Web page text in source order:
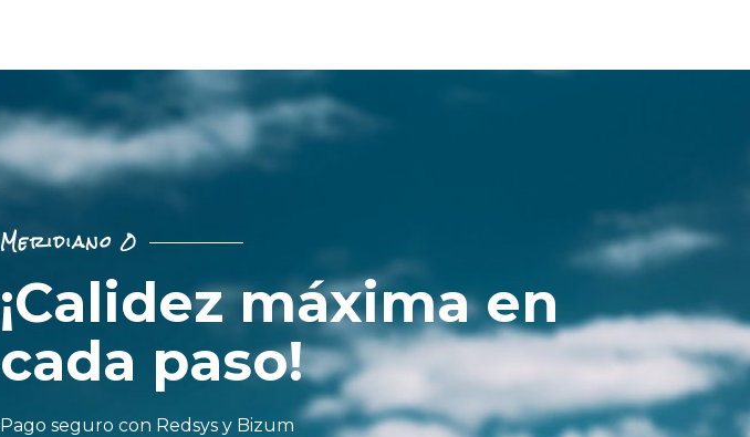
Meridiano 0
¡Calidez máxima en
cada paso!
Pago seguro con Redsys y Bizum